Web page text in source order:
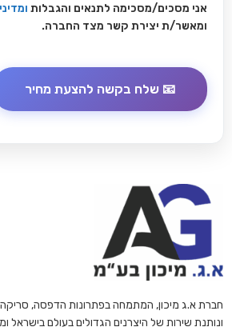
אני מסכים/מסכימה לתנאים והגבלות
ומאשר/ת יצירת קשר מצד החברה.
חברת א.ג מיכון, המתמחה בפתרונות הדפסה, סריקה
ונותנת שירות של היצרנים הגדולים בעולם בישראל